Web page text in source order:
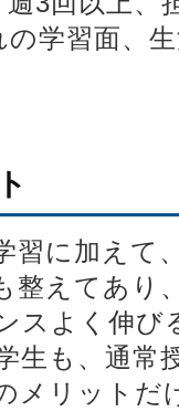
学習面、
習に加えて
整えてあり
スよく伸
生も、通常
メリットだ